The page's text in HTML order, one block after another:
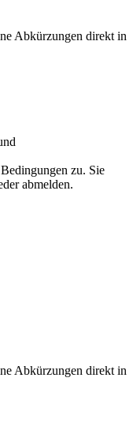
Abkürzungen direkt in
zu. Sie
abmelden.
Abkürzungen direkt in